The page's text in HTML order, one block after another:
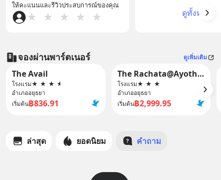
ให้คะแนนและรีวิวประสบการณ์ของคุณ
★ ★ ★ ★ ★ ดูทั้งหมด
จองผ่านพาร์ตเนอร์ ดูเพิ่มเติม
The Avail
โรงแรม★ ★ ★ ★
อำเภออยุธยา
เริ่มต้น฿836.91
The Rachata@Ayothaya
โรงแรม★ ★ ★
อำเภออยุธยา
เริ่มต้น฿2,999.95
ล่าสุด ยอดนิยม คำถาม